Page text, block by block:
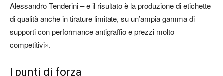
Alessandro Tenderini – e il risultato è la produzione di etichette
di qualità anche in tirature limitate, su un’ampia gamma di
supporti con performance antigraffio e prezzi molto
competitivi».
I punti di forza